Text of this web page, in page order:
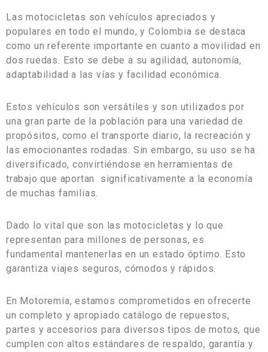
Las motocicletas son vehículos apreciados y
populares en todo el mundo, y Colombia se destaca
como un referente importante en cuanto a movilidad en
dos ruedas. Esto se debe a su agilidad, autonomía,
adaptabilidad a las vías y facilidad económica.
Estos vehículos son versátiles y son utilizados por
una gran parte de la población para una variedad de
propósitos, como el transporte diario, la recreación y
las emocionantes rodadas. Sin embargo, su uso se ha
diversificado, convirtiéndose en herramientas de
trabajo que aportan significativamente a la economía
de muchas familias.
Dado lo vital que son las motocicletas y lo que
representan para millones de personas, es
fundamental mantenerlas en un estado óptimo. Esto
garantiza viajes seguros, cómodos y rápidos.
En Motoremía, estamos comprometidos en ofrecerte
un completo y apropiado catálogo de repuestos,
partes y accesorios para diversos tipos de motos, que
cumplen con altos estándares de respaldo, garantía y